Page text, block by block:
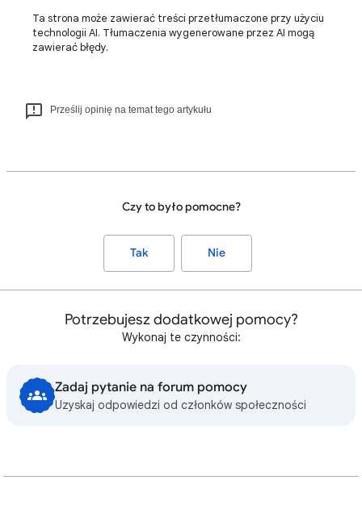
Ta strona może zawierać treści przetłumaczone przy użyciu
technologii AI. Tłumaczenia wygenerowane przez AI mogą
zawierać błędy.
Prześlij opinię na temat tego artykułu
Czy to było pomocne?
Tak Nie
Potrzebujesz dodatkowej pomocy?
Wykonaj te czynności:
Zadaj pytanie na forum pomocy
Uzyskaj odpowiedzi od członków społeczności